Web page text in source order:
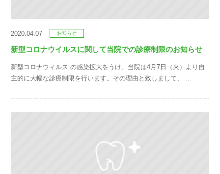
2020.04.07 お知らせ
新型コロナウイルスに関して当院での診療制限のお知らせ
新型コロナウィルス の感染拡大をうけ、当院は4月7日（火）より自
主的に大幅な診療制限を行います。その理由と致しまして、 …